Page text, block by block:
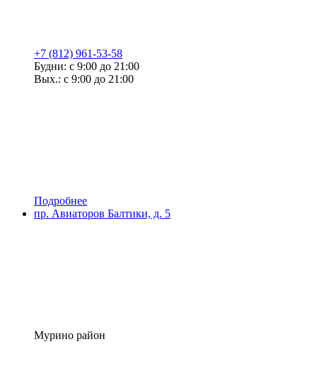
+7 (812) 961-53-58
Будни: с 9:00 до 21:00
Вых.: с 9:00 до 21:00
Подробнее
пр. Авиаторов Балтики, д. 5
Мурино район